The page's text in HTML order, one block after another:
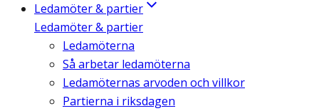
Ledamöter & partier
Ledamöter & partier
Ledamöterna
Så arbetar ledamöterna
Ledamöternas arvoden och villkor
Partierna i riksdagen